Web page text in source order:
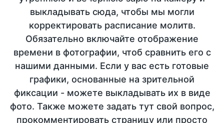
выкладывать сюда, чтобы мы могли
корректировать расписание молитв.
Обязательно включайте отображение
времени в фотографии, чтоб сравнить его с
нашими данными. Если у вас есть готовые
графики, основанные на зрительной
фиксации - можете выкладывать их в виде
фото. Также можете задать тут свой вопрос,
прокомментировать страницу или просто